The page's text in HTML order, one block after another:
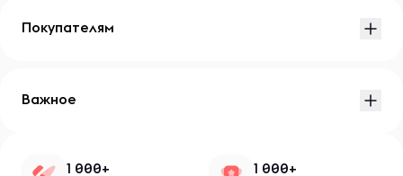
Покупателям
Важное
1 000+ 1 000+